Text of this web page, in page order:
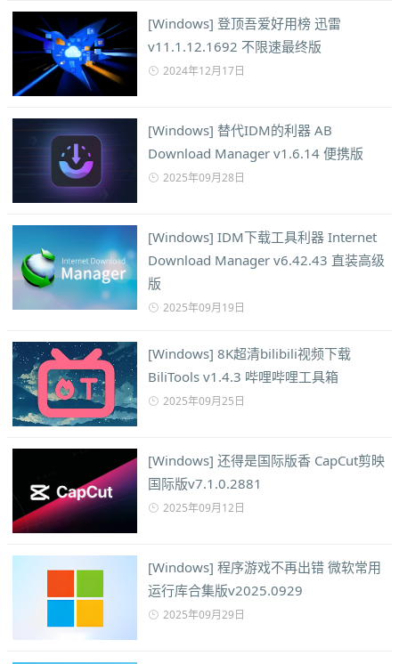
[Windows] 登顶吾爱好用榜 迅雷
v11.1.12.1692 不限速最终版
2024年12月17日
[Windows] 替代IDM的利器 AB
Download Manager v1.6.14 便携版
2025年09月28日
[Windows] IDM下载工具利器 Internet
Download Manager v6.42.43 直装高级
版
2025年09月19日
[Windows] 8K超清bilibili视频下载
BiliTools v1.4.3 哔哩哔哩工具箱
2025年09月25日
[Windows] 还得是国际版香 CapCut剪映
国际版v7.1.0.2881
2025年09月12日
[Windows] 程序游戏不再出错 微软常用
运行库合集版v2025.0929
2025年09月29日